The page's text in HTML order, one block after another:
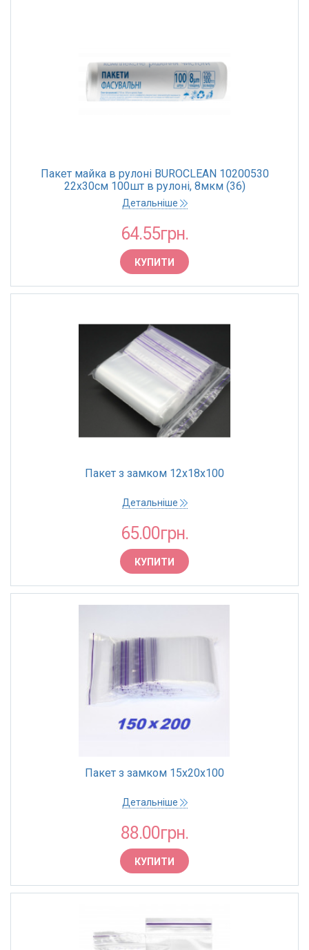
Пакет майка в рулоні BUROCLEAN 10200530
22х30см 100шт в рулоні, 8мкм (36)
Детальніше
64.55грн.
КУПИТИ
Пакет з замком 12х18х100
Детальніше
65.00грн.
КУПИТИ
Пакет з замком 15х20х100
Детальніше
88.00грн.
КУПИТИ